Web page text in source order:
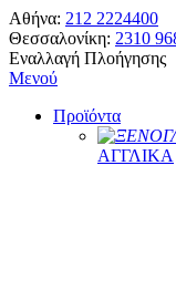
Αθήνα: 212 2224400
Θεσσαλονίκη: 2310
Εναλλαγή Πλοήγησης
Μενού
Προϊόντα
ΑΓΓΛΙΚΑ